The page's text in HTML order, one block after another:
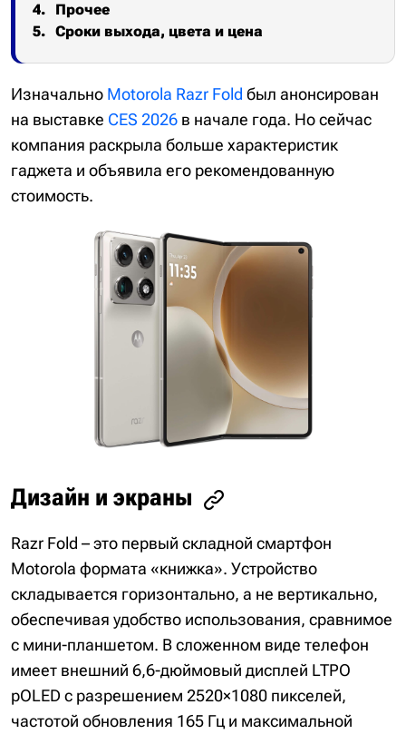
Прочее
Сроки выхода, цвета и цена
Изначально Motorola Razr Fold был анонсирован
на выставке CES 2026 в начале года. Но сейчас
компания раскрыла больше характеристик
гаджета и объявила его рекомендованную
стоимость.
Дизайн и экраны
Razr Fold – это первый складной смартфон
Motorola формата «книжка». Устройство
складывается горизонтально, а не вертикально,
обеспечивая удобство использования, сравнимое
с мини-планшетом. В сложенном виде телефон
имеет внешний 6,6-дюймовый дисплей LTPO
pOLED с разрешением 2520×1080 пикселей,
частотой обновления 165 Гц и максимальной